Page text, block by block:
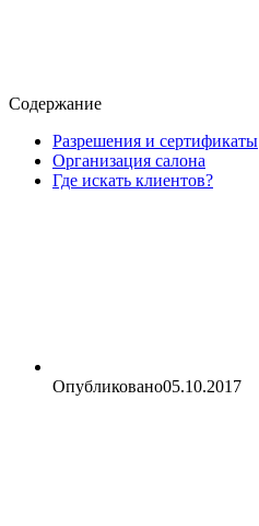
Содержание
Разрешения и сертификаты
Организация салона
Где искать клиентов?
Опубликовано05.10.2017